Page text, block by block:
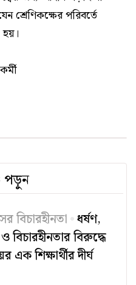
পরিবর্তে
বিচারহীনতা ধর্ষণ,
বিচারহীনতার বিরুদ্ধে
এক শিক্ষার্থীর দীর্ঘ